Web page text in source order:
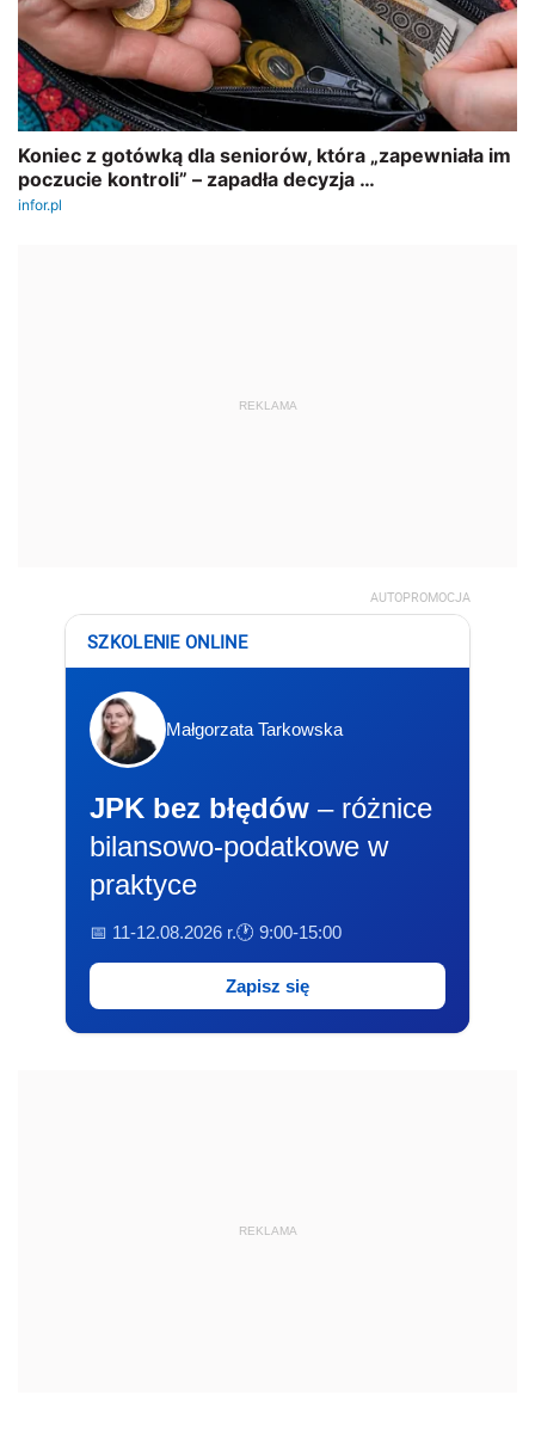
REKLAMA
AUTOPROMOCJA
SZKOLENIE ONLINE
Małgorzata Tarkowska
JPK bez błędów – różnice
bilansowo-podatkowe w
praktyce
📅 11-12.08.2026 r.🕐 9:00-15:00
Zapisz się
REKLAMA